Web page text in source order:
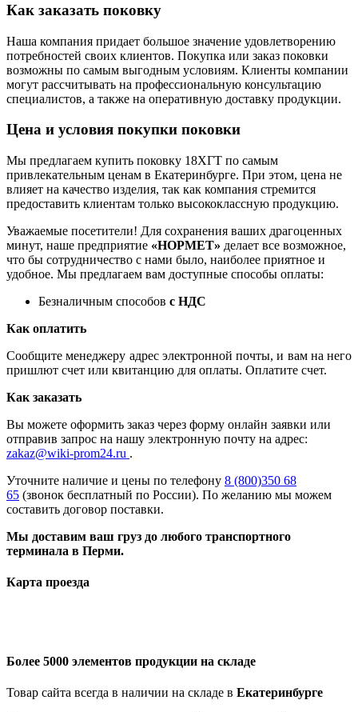
Как заказать поковку
Наша компания придает большое значение удовлетворению
потребностей своих клиентов. Покупка или заказ поковки
возможны по самым выгодным условиям. Клиенты компании
могут рассчитывать на профессиональную консультацию
специалистов, а также на оперативную доставку продукции.
Цена и условия покупки поковки
Мы предлагаем купить поковку 18ХГТ по самым
привлекательным ценам в Екатеринбурге. При этом, цена не
влияет на качество изделия, так как компания стремится
предоставить клиентам только высококлассную продукцию.
Уважаемые посетители! Для сохранения ваших драгоценных
минут, наше предприятие «НОРМЕТ» делает все возможное,
что бы сотрудничество с нами было, наиболее приятное и
удобное. Мы предлагаем вам доступные способы оплаты:
Безналичным способов с НДС
Как оплатить
Сообщите менеджеру адрес электронной почты, и вам на него
пришлют счет или квитанцию для оплаты. Оплатите счет.
Как заказать
Вы можете оформить заказ через форму онлайн заявки или
отправив запрос на нашу электронную почту на адрес:
zakaz@wiki-prom24.ru .
Уточните наличие и цены по телефону 8 (800)350 68
65 (звонок бесплатный по России). По желанию мы можем
составить договор поставки.
Мы доставим ваш груз до любого транспортного
терминала в Перми.
Карта проезда
Более 5000 элементов продукции на складе
Товар сайта всегда в наличии на складе в Екатеринбурге